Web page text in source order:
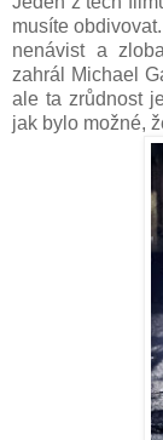
musíte
nenávist a
zahrál Michael
ale ta zrůdnost
jak bylo možné,